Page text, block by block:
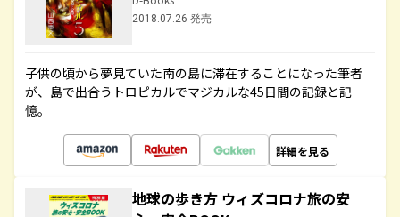
2018.07.26 発売
子供の頃から夢見ていた南の島に滞在することになった筆者
が、島で出合うトロピカルでマジカルな45日間の記録と記
憶。
詳細を見る
地球の歩き方 ウィズコロナ旅の安